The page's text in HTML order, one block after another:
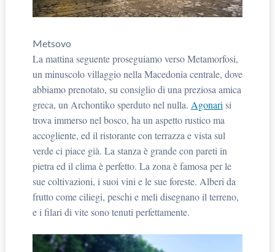
Metsovo
La mattina seguente proseguiamo verso Metamorfosi,
un minuscolo villaggio nella Macedonia centrale, dove
abbiamo prenotato, su consiglio di una preziosa amica
greca, un Archontiko sperduto nel nulla. Agonari si
trova immerso nel bosco, ha un aspetto rustico ma
accogliente, ed il ristorante con terrazza e vista sul
verde ci piace già. La stanza è grande con pareti in
pietra ed il clima è perfetto. La zona è famosa per le
sue coltivazioni, i suoi vini e le sue foreste. Alberi da
frutto come ciliegi, peschi e meli disegnano il terreno,
e i filari di vite sono tenuti perfettamente.